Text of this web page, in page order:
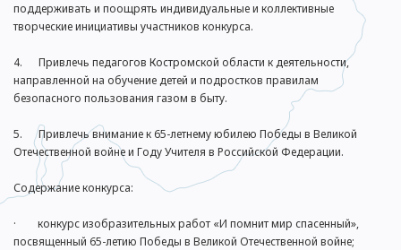
поддерживать и поощрять индивидуальные и коллективные
творческие инициативы участников конкурса.
4. Привлечь педагогов Костромской области к деятельности,
направленной на обучение детей и подростков правилам
безопасного пользования газом в быту.
5. Привлечь внимание к 65-летнему юбилею Победы в Великой
Отечественной войне и Году Учителя в Российской Федерации.
Содержание конкурса:
· конкурс изобразительных работ «И помнит мир спасенный»,
посвященный 65-летию Победы в Великой Отечественной войне;